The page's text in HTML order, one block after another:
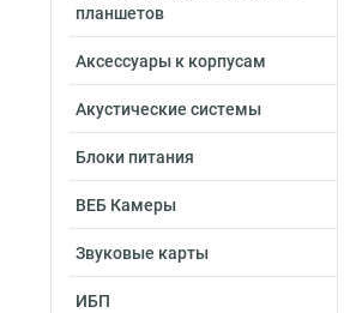
планшетов
Аксессуары к корпусам
Акустические системы
Блоки питания
ВЕБ Камеры
Звуковые карты
ИБП